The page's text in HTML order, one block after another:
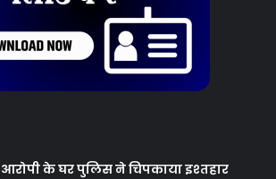
आरोपी के घर पुलिस ने चिपकाया इश्तहार